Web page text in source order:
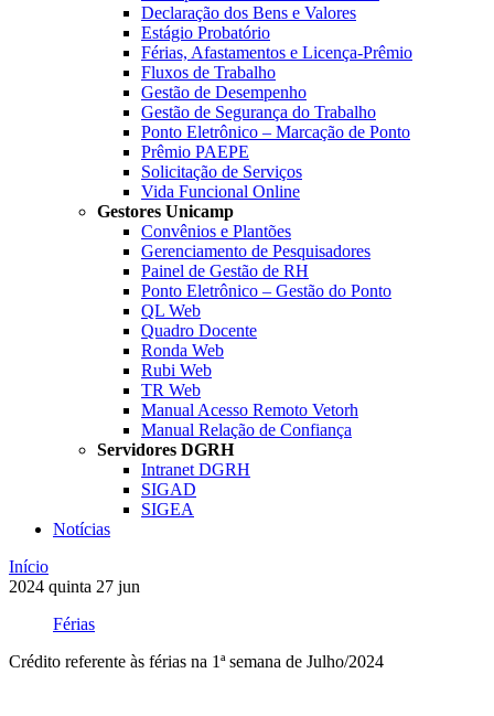
Declaração dos Bens e Valores
Estágio Probatório
Férias, Afastamentos e Licença-Prêmio
Fluxos de Trabalho
Gestão de Desempenho
Gestão de Segurança do Trabalho
Ponto Eletrônico – Marcação de Ponto
Prêmio PAEPE
Solicitação de Serviços
Vida Funcional Online
Gestores Unicamp
Convênios e Plantões
Gerenciamento de Pesquisadores
Painel de Gestão de RH
Ponto Eletrônico – Gestão do Ponto
QL Web
Quadro Docente
Ronda Web
Rubi Web
TR Web
Manual Acesso Remoto Vetorh
Manual Relação de Confiança
Servidores DGRH
Intranet DGRH
SIGAD
SIGEA
Notícias
Início
2024 quinta 27 jun
Férias
Crédito referente às férias na 1ª semana de Julho/2024